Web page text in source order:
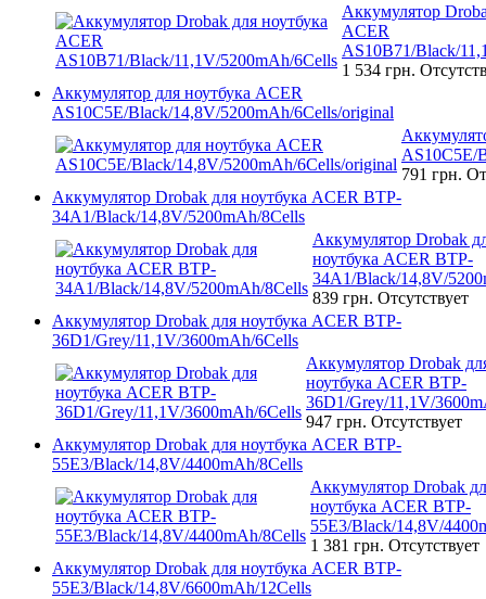
Аккумулятор
ACER
AS10B71/Black/
1 534 грн.
Аккумулятор для ноутбука ACER
AS10C5E/Black/14,8V/5200mAh/6Cells/original
AS10C5E/
791 грн.
Аккумулятор Drobak для ноутбука ACER BTP-
34A1/Black/14,8V/5200mAh/8Cells
Аккумулятор Drobak
ноутбука ACER BTP-
34A1/Black/14,8V/
839 грн. Отсутствует
Аккумулятор Drobak для ноутбука ACER BTP-
36D1/Grey/11,1V/3600mAh/6Cells
Аккумулятор Drobak
ноутбука ACER BTP-
36D1/Grey/11,1V/
947 грн. Отсутствует
Аккумулятор Drobak для ноутбука ACER BTP-
55E3/Black/14,8V/4400mAh/8Cells
Аккумулятор Drobak
ноутбука ACER BTP-
55E3/Black/14,8V/
1 381 грн. Отсутствует
Аккумулятор Drobak для ноутбука ACER BTP-
55E3/Black/14,8V/6600mAh/12Cells